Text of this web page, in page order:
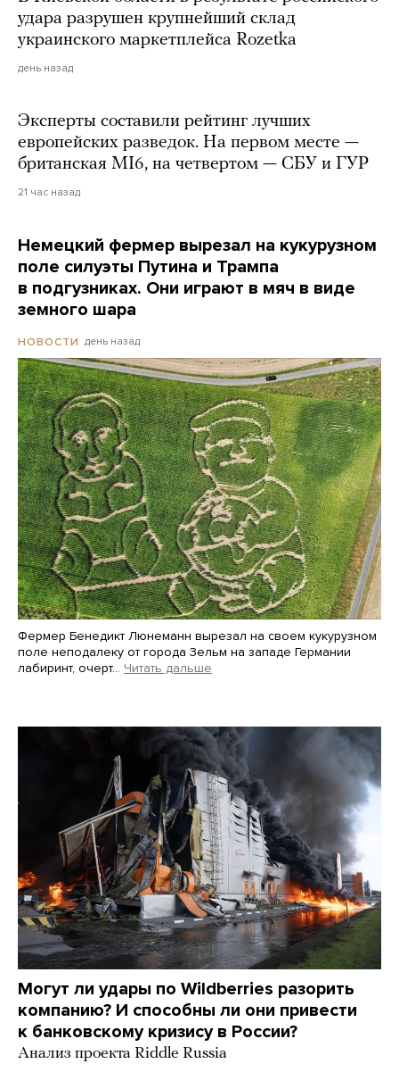
удара разрушен крупнейший склад
украинского маркетплейса Rozetka
день назад
Эксперты составили рейтинг лучших
европейских разведок. На первом месте —
британская MI6, на четвертом — СБУ и ГУР
21 час назад
Немецкий фермер вырезал на кукурузном
поле силуэты Путина и Трампа
в подгузниках. Они играют в мяч в виде
земного шара
НОВОСТИ день назад
Фермер Бенедикт Люнеманн вырезал на своем кукурузном
поле неподалеку от города Зельм на западе Германии
лабиринт, очерт… Читать дальше
Могут ли удары по Wildberries разорить
компанию? И способны ли они привести
к банковскому кризису в России?
Анализ проекта Riddle Russia